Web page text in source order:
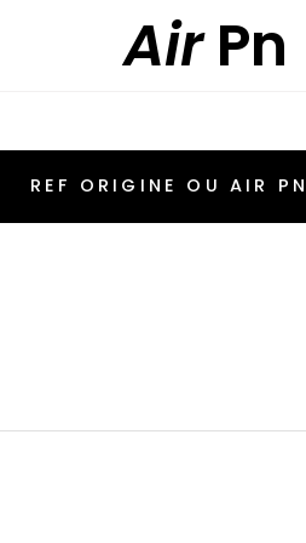
AirPn